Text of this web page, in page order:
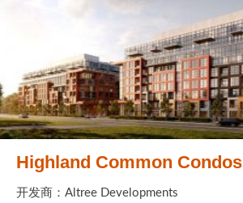
Highland Common Condos
开发商：Altree Developments